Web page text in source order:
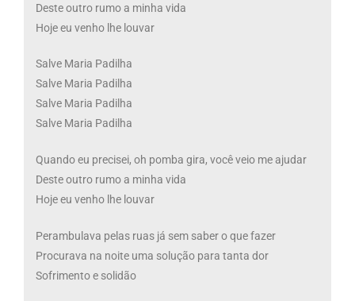
Deste outro rumo a minha vida
Hoje eu venho lhe louvar
Salve Maria Padilha
Salve Maria Padilha
Salve Maria Padilha
Salve Maria Padilha
Quando eu precisei, oh pomba gira, você veio me ajudar
Deste outro rumo a minha vida
Hoje eu venho lhe louvar
Perambulava pelas ruas já sem saber o que fazer
Procurava na noite uma solução para tanta dor
Sofrimento e solidão